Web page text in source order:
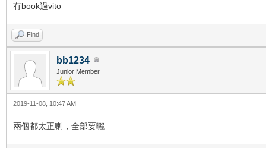
冇book過vito
Find
bb1234
Junior Member
2019-11-08, 10:47 AM
兩個都太正喇，全部要曬